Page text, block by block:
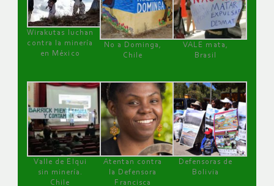
Wirakutas luchan
contra la minería
en México
No a Dominga,
Chile
VALE mata,
Brasil
Valle de Elqui
sin minería.
Chile
Atentan contra
la Defensora
Francisca
Defensoras de
Bolivia